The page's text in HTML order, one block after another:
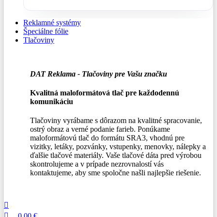
Reklamné systémy
Špeciálne fólie
Tlačoviny
DAT Reklama - Tlačoviny pre Vašu značku
Kvalitná maloformátová tlač pre každodennú
komunikáciu
Tlačoviny vyrábame s dôrazom na kvalitné spracovanie,
ostrý obraz a verné podanie farieb. Ponúkame
maloformátovú tlač do formátu SRA3, vhodnú pre
vizitky, letáky, pozvánky, vstupenky, menovky, nálepky a
ďalšie tlačové materiály. Vaše tlačové dáta pred výrobou
skontrolujeme a v prípade nezrovnalostí vás
kontaktujeme, aby sme spoločne našli najlepšie riešenie.